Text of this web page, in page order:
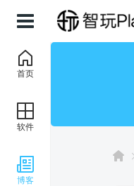
首页
软件
博客